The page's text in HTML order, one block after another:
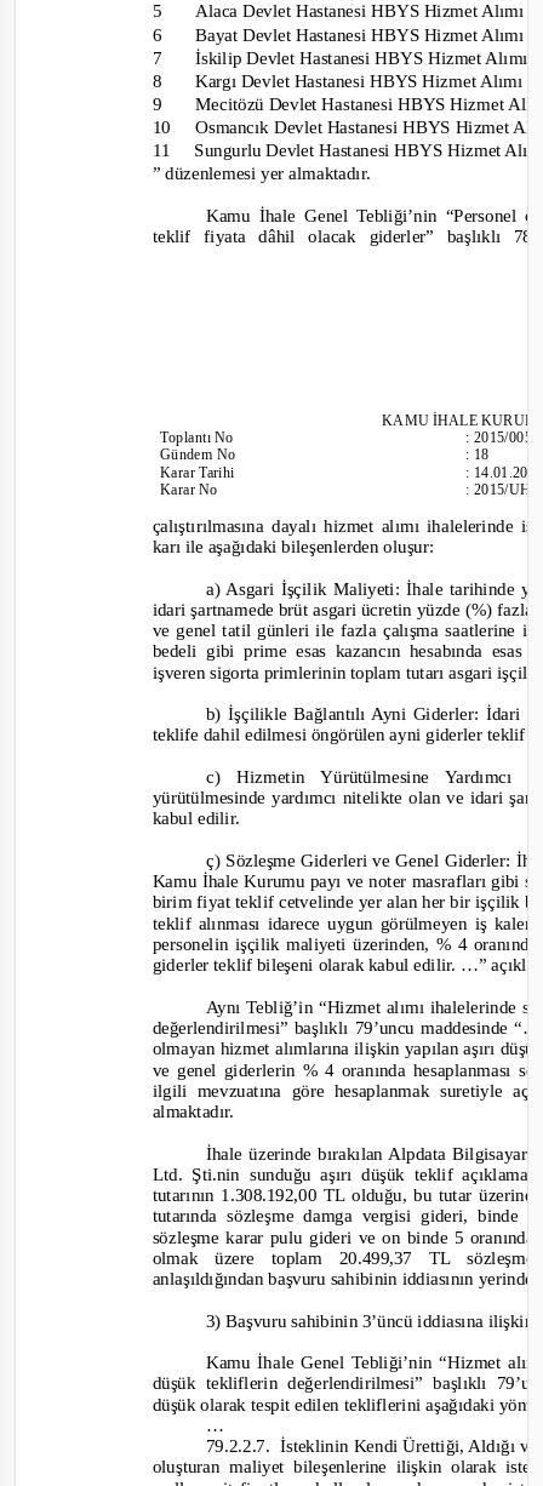
5
6
7
8
9
Alaca Devlet Hastanesi HBYS Hizmet Alımı
Bayat Devlet Hastanesi HBYS Hizmet Alımı
İskilip Devlet Hastanesi HBYS Hizmet Alımı
Kargı Devlet Hastanesi HBYS Hizmet Alımı
Mecitözü Devlet Hastanesi HBYS Hizmet
10 Osmancık Devlet Hastanesi HBYS Hizmet
11 Sungurlu Devlet Hastanesi HBYS Hizmet
”düzenlemesi yer almaktadır.
Kamu İhale Genel Tebliği’nin “Personel
teklif fiyata dâhil olacak giderler” başlıklı
KAMU İHALE
ToplantıNo
Gündem No
Karar Tarihi
Karar No
:2015/005
: 18
:
:2015/
çalıştırılmasına dayalı hizmet alımı
karı ile aşağıdaki bileşenlerden oluşur:
a) Asgari İşçilik Maliyeti: İhale tarihinde
idari şartnamede brüt asgari ücretin yüzde (%)
ve genel tatil günleri ile fazla çalışma saatlerine
bedeli gibi prime esas kazancın hesabında
işveren sigorta primlerinin toplam tutarı asgari
b) İşçilikle Bağlantılı Ayni Giderler: İdari
teklife dahil edilmesi öngörülen ayni giderler teklif
c) Hizmetin Yürütülmesine
yürütülmesinde yardımcı nitelikte olan ve idari
kabul edilir.
ç) Sözleşme Giderleri ve Genel Giderler:
Kamu İhale Kurumu payı ve noter masrafları gibi
birim fiyat teklif cetvelinde yer alan her bir işçilik
teklif alınması idarece uygun görülmeyen iş
personelin işçilik maliyeti üzerinden, % 4
giderler teklif bileşeni olarak kabul edilir. …”
Aynı Tebliğ’in “Hizmet alımı ihalelerinde
değerlendirilmesi” başlıklı 79’uncu maddesinde
olmayan hizmet alımlarına ilişkin yapılan aşırı
ve genel giderlerin % 4 oranında hesaplanması
ilgili mevzuatına göre hesaplanmak suretiyle
almaktadır.
İhale üzerinde bırakılan Alpdata
Ltd. Şti.nin sunduğu aşırı düşük teklif
tutarının 1.308.192,00 TL olduğu, bu tutar
tutarında sözleşme damga vergisi gideri, binde
sözleşme karar pulu gideri ve on binde 5
olmak üzere toplam 20.499,37 TL
anlaşıldığından başvuru sahibinin iddiasının yerinde
3) Başvuru sahibinin 3’üncü iddiasına
Kamu İhale Genel Tebliği’nin “Hizmet
düşük tekliflerin değerlendirilmesi” başlıklı
düşük olarak tespit edilen tekliflerini aşağıdaki
…
79.2.2.7. İsteklinin Kendi Ürettiği, Aldığı
oluşturan maliyet bileşenlerine ilişkin olarak